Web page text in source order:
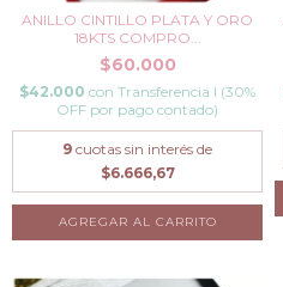
ANILLO CINTILLO PLATA Y ORO
18KTS COMPRO...
$60.000
$42.000 con Transferencia I (30%
OFF por pago contado)
9 cuotas sin interés de
$6.666,67
AGREGAR AL CARRITO